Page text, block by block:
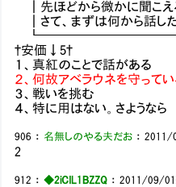
┃先ほどから微かに聞こえ
┃さて、まずは何から話し
†安価↓5†
１、真紅のことで話がある
２、何故アベラウネを守って
３、戦いを挑む
４、特に用はない。さようなら
906 ： 名無しのやる夫だお ：2011/
2
912 ：◆2iCIL1BZZQ ：2011/09/